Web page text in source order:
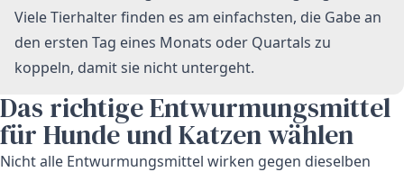
Viele Tierhalter finden es am einfachsten, die Gabe an
den ersten Tag eines Monats oder Quartals zu
koppeln, damit sie nicht untergeht.
Das richtige Entwurmungsmittel
für Hunde und Katzen wählen
Nicht alle Entwurmungsmittel wirken gegen dieselben